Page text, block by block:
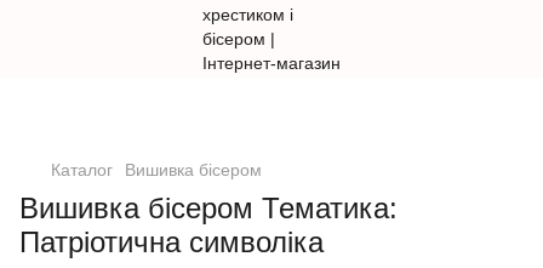
Каталог Вишивка бісером
Вишивка бісером Тематика:
Патріотична символіка